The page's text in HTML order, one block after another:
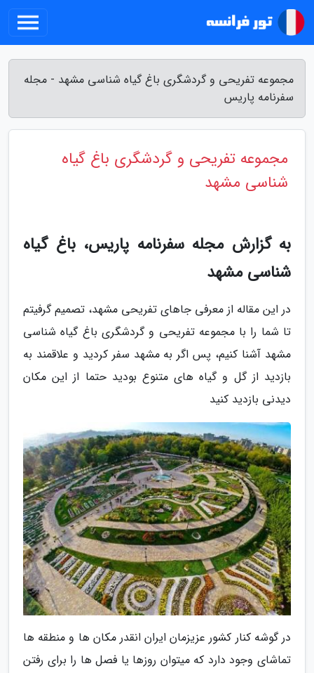
مجموعه تفریحی و گردشگری باغ گیاه شناسی مشهد - مجله
سفرنامه پاریس
مجموعه تفریحی و گردشگری باغ گیاه
شناسی مشهد
به گزارش مجله سفرنامه پاریس، باغ گیاه
شناسی مشهد
در این مقاله از معرفی جاهای تفریحی مشهد، تصمیم گرفیتم
تا شما را با مجموعه تفریحی و گردشگری باغ گیاه شناسی
مشهد آشنا کنیم، پس اگر به مشهد سفر کردید و علاقمند به
بازدید از گل و گیاه های متنوع بودید حتما از این مکان
دیدنی بازدید کنید
در گوشه کنار کشور عزیزمان ایران انقدر مکان ها و منطقه ها
تماشای وجود دارد که میتوان روزها یا فصل ها را برای رفتن